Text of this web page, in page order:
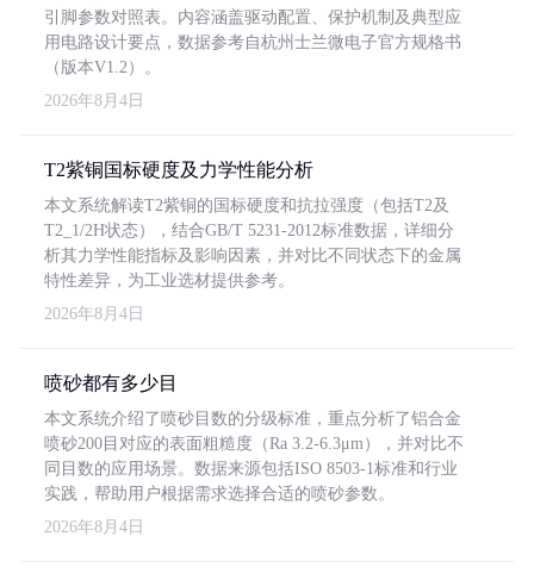
引脚参数对照表。内容涵盖驱动配置、保护机制及典型应
用电路设计要点，数据参考自杭州士兰微电子官方规格书
（版本V1.2）。
2026年8月4日
T2紫铜国标硬度及力学性能分析
本文系统解读T2紫铜的国标硬度和抗拉强度（包括T2及
T2_1/2H状态），结合GB/T 5231-2012标准数据，详细分
析其力学性能指标及影响因素，并对比不同状态下的金属
特性差异，为工业选材提供参考。
2026年8月4日
喷砂都有多少目
本文系统介绍了喷砂目数的分级标准，重点分析了铝合金
喷砂200目对应的表面粗糙度（Ra 3.2-6.3μm），并对比不
同目数的应用场景。数据来源包括ISO 8503-1标准和行业
实践，帮助用户根据需求选择合适的喷砂参数。
2026年8月4日